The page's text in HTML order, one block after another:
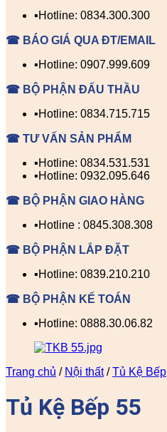
▪️Hotline: 0834.300.300
☎ BÁO GIÁ QUA ĐT/EMAIL
▪️Hotline: 0907.999.609
☎ BỘ PHẬN ĐẤU THẦU
▪️Hotline: 0834.715.715
☎ TƯ VẤN SẢN PHẨM
▪️Hotline: 0834.531.531
▪️Hotline: 0932.095.646
☎ BỘ PHẬN GIAO HÀNG
▪️Hotline : 0845.308.308
☎ BỘ PHẬN LẮP ĐẶT
▪️Hotline: 0839.210.210
☎ BỘ PHẬN KẾ TOÁN
▪️Hotline: 0888.30.06.82
Trang chủ / Nội thất / Tủ Kệ Bếp
Tủ Kệ Bếp 55